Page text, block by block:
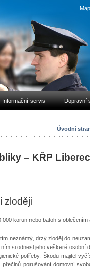
Informační servis Dopravní
Úvodní
– KŘP
zloději
korun nebo batoh s
neznámý, drzý zloděj do
si odnesl jeho veškeré
potřeby. Škodu majitel
porušování domovní